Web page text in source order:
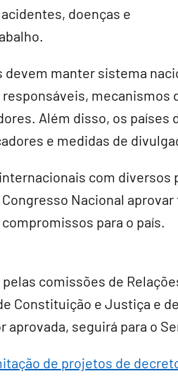
doenças e
devem manter sistema
mecanismos
Além disso, os países
e medidas de
com diversos
Nacional
para o país.
comissões de
Constituição e Justiça e
aprovada, seguirá para o
de projetos de